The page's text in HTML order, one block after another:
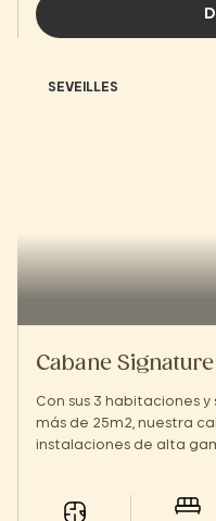
SEVEILLES
Cabane
Con sus 3 habitaciones
más de 25m2, nuestra
instalaciones de alta